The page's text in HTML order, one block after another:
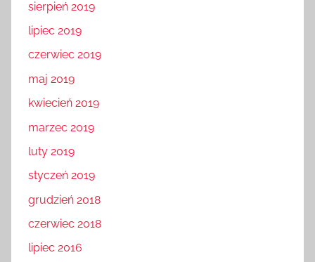
sierpień 2019
lipiec 2019
czerwiec 2019
maj 2019
kwiecień 2019
marzec 2019
luty 2019
styczeń 2019
grudzień 2018
czerwiec 2018
lipiec 2016